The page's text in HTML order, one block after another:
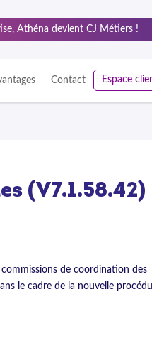
Athéna devient CJ Métiers !
Contact Espace
(V7.1.58.42)
de coordination des
le cadre de la nouvelle